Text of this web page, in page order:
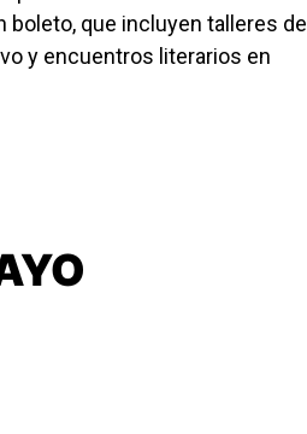
que incluyen talleres de
y encuentros literarios en